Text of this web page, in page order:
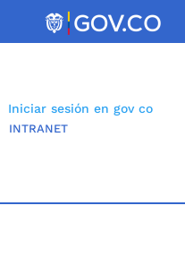
Iniciar sesión en gov co
INTRANET